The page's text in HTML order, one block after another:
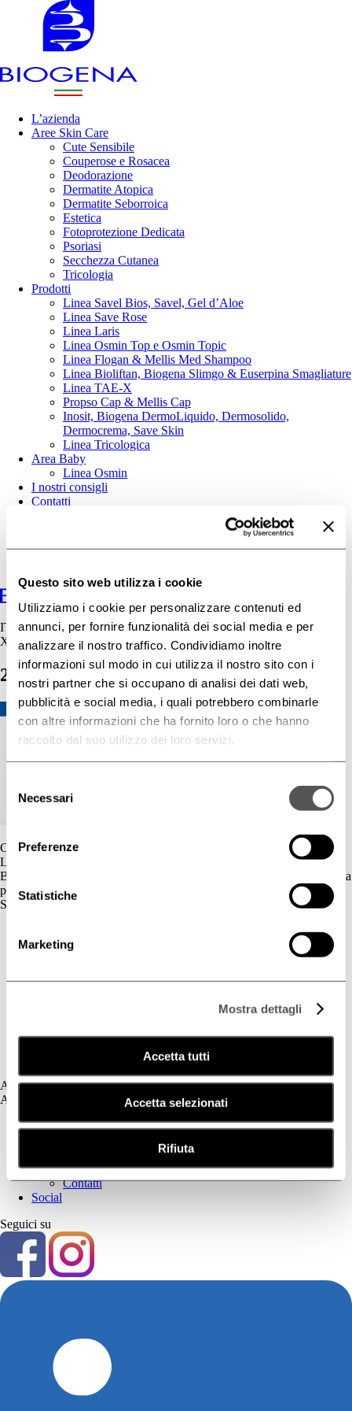
Questo sito web utilizza i cookie
Utilizziamo i cookie per personalizzare contenuti ed
annunci, per fornire funzionalità dei social media e per
analizzare il nostro traffico. Condividiamo inoltre
informazioni sul modo in cui utilizza il nostro sito con i
nostri partner che si occupano di analisi dei dati web,
pubblicità e social media, i quali potrebbero combinarle
con altre informazioni che ha fornito loro o che hanno
raccolto dal suo utilizzo dei loro servizi.
delNecessari
Preferenze
Statistiche
Marketing
Mostra dettagli
Accetta tutti
Accetta selezionati
Rifiuta
L’azienda
Aree Skin Care
Cute Sensibile
Couperose e Rosacea
Deodorazione
Dermatite Atopica
Dermatite Seborroica
Estetica
Fotoprotezione Dedicata
Psoriasi
Secchezza Cutanea
Tricologia
Prodotti
Linea Savel Bios, Savel, Gel d’Aloe
Linea Save Rose
Linea Laris
Linea Osmin Top e Osmin Topic
Linea Flogan & Mellis Med Shampoo
Linea Bioliftan, Biogena Slimgo & Euserpina Smagliature
Linea TAE-X
Propso Cap & Mellis Cap
Inosit, Biogena DermoLiquido, Dermosolido,
Dermocrema, Save Skin
Linea Tricologica
Area Baby
Linea Osmin
I nostri consigli
Contatti
IT
X
27-12_facebook-blog
Contatti
L'azienda
BIOGENA è un’azienda cosmetica la cui gamma di prodotti è dedicata
principalmente al benessere della pelle.
Skincare
Couperose e Rosacea
Assistenza
Assistenza
Prima Parte
Seconda Parte
Contatti
Social
Seguici su